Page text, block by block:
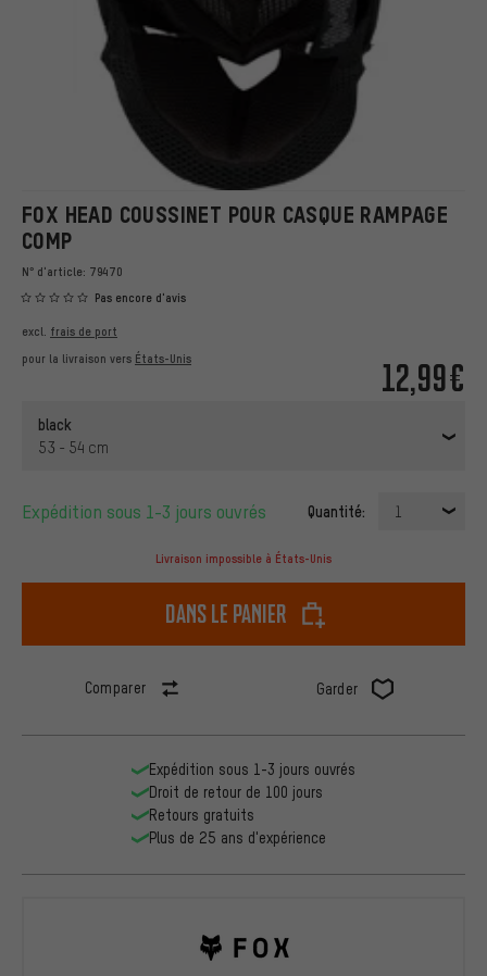
FOX HEAD COUSSINET POUR CASQUE RAMPAGE
COMP
N° d'article: 79470
Pas encore d'avis
12,99€
excl. frais de port
pour la livraison vers États-Unis
black
53 - 54 cm
Expédition sous 1-3 jours ouvrés Quantité: 1
Livraison impossible à États-Unis
dans le panier
Comparer Garder
Expédition sous 1-3 jours ouvrés
Droit de retour de 100 jours
Retours gratuits
Plus de 25 ans d'expérience